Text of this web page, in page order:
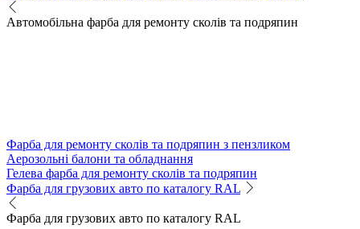
Автомобільна фарба для ремонту сколів та подряпин
Фарба для ремонту сколів та подряпин з пензликом
Аерозольні балони та обладнання
Гелева фарба для ремонту сколів та подряпин
Фарба для грузових авто по каталогу RAL
Фарба для грузових авто по каталогу RAL